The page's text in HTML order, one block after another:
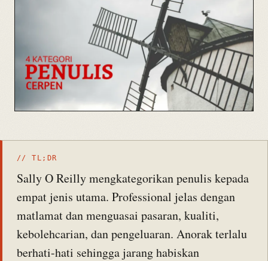
// TL;DR
Sally O Reilly mengkategorikan penulis kepada
empat jenis utama. Professional jelas dengan
matlamat dan menguasai pasaran, kualiti,
kebolehcarian, dan pengeluaran. Anorak terlalu
berhati-hati sehingga jarang habiskan